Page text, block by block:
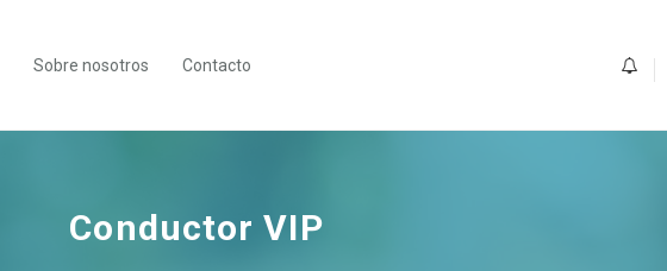
Sobre nosotros Contacto
Conductor VIP